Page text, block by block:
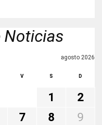
Noticias
agosto 2026
V S D
1
2
7 8
9